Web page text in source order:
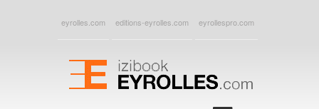
eyrolles.com editions-eyrolles.com eyrollespro.com